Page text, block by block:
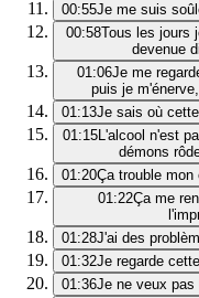
00:55Je me suis
00:58Tous les jours
devenue
01:06Je me
puis je
01:13Je sais où
01:15L'alcool n'est
démons
01:20Ça trouble
01:22Ça me
01:28J'ai des
01:32Je regarde
01:36Je ne veux pas